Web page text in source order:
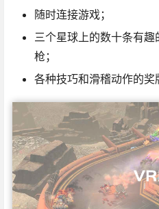
随时连接游戏；
三个星球上的数十条有
枪；
各种技巧和滑稽动作的奖